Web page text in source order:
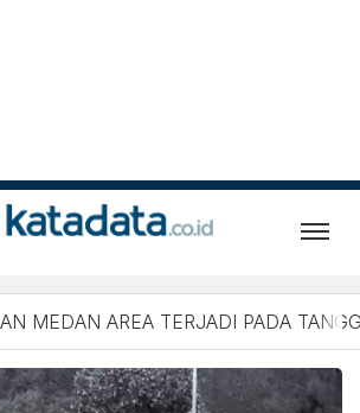
MEDAN AREA TERJADI PADA